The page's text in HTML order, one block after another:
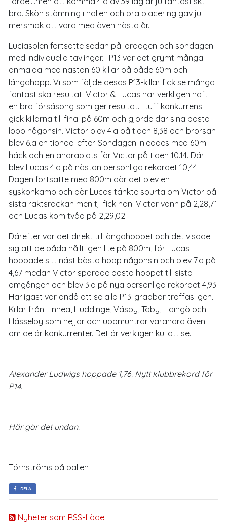
Nyheter som RSS-flöde
bra. Skön stämning i hallen och bra placering gav ju
mersmak att vara med även nästa år.
Luciasplen fortsatte sedan på lördagen och söndagen
med individuella tävlingar. I P13 var det grymt många
anmälda med nästan 60 killar på både 60m och
längdhopp. Vi som följde desas P13-killar fick se många
fantastiska resultat. Victor & Lucas har verkligen haft
en bra försäsong som ger resultat. I tuff konkurrens
gick killarna till final på 60m och gjorde där sina bästa
lopp någonsin. Victor blev 4.a på tiden 8,38 och brorsan
blev 6.a en tiondel efter. Söndagen inleddes med 60m
häck och en andraplats för Victor på tiden 10.14. Där
blev Lucas 4.a på nästan personliga rekordet 10,44.
Dagen fortsatte med 800m där det blev en
syskonkamp och där Lucas tänkte spurta om Victor på
sista raktsräckan men tji fick han. Victor vann på 2,28,71
och Lucas kom tvåa på 2,29,02.
Därefter var det direkt till längdhoppet och det visade
sig att de båda hållt igen lite på 800m, för Lucas
hoppade sitt näst bästa hopp någonsin och blev 7.a på
4,67 medan Victor sparade bästa hoppet till sista
omgången och blev 3.a på nya personliga rekordet 4,93.
Härligast var ändå att se alla P13-grabbar träffas igen.
Killar från Linnea, Huddinge, Väsby, Täby, Lidingö och
Hässelby som hejjar och uppmuntrar varandra även
om de är konkurrenter. Det är verkligen kul att se.
Alexander Ludwigs hoppade 1,76. Nytt klubbrekord för
P14.
Här går det undan.
Törnströms på pallen
DELA